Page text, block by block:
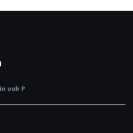
vak P